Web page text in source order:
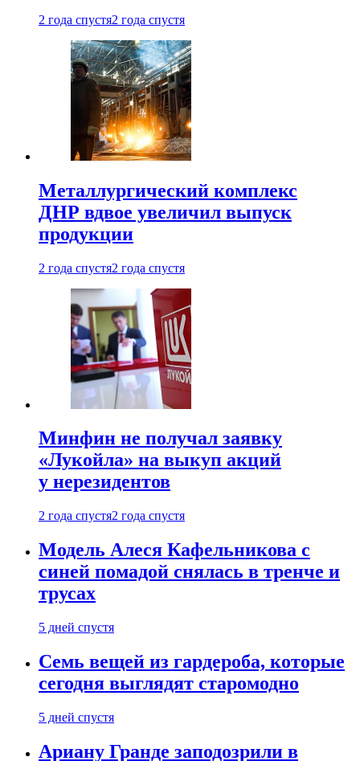
2 года спустя2 года спустя
Металлургический комплекс
ДНР вдвое увеличил выпуск
продукции
2 года спустя2 года спустя
Минфин не получал заявку
«Лукойла» на выкуп акций
у нерезидентов
2 года спустя2 года спустя
Модель Алеся Кафельникова с
синей помадой снялась в тренче и
трусах
5 дней спустя
Семь вещей из гардероба, которые
сегодня выглядят старомодно
5 дней спустя
Ариану Гранде заподозрили в